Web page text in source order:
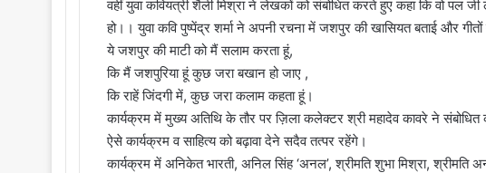
वहीं युवा कवियत्री शैली मिश्रा ने लेखकों को संबोधित करते हुए कहा कि वो पल
हो।। युवा कवि पुष्पेंद्र शर्मा ने अपनी रचना में जशपुर की खासियत बताई और
ये जशपुर की माटी को मैं सलाम करता हूं,
कि मैं जशपुरिया हूं कुछ जरा बखान हो जाए ,
कि राहें जिंदगी में, कुछ जरा कलाम कहता हूं।
कार्यक्रम में मुख्य अतिथि के तौर पर ज़िला कलेक्टर श्री महादेव कावरे ने
ऐसे कार्यक्रम व साहित्य को बढ़ावा देने सदैव तत्पर रहेंगे।
कार्यक्रम में अनिकेत भारती, अनिल सिंह ‘अनल’, श्रीमति शुभा मिश्रा, श्रीमति